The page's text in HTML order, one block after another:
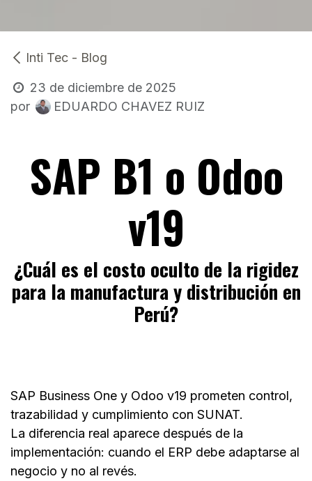
Inti Tec - Blog
23 de diciembre de 2025
por
EDUARDO CHAVEZ RUIZ
SAP B1 o Odoo
v19
¿Cuál es el costo oculto de la rigidez
para la manufactura y distribución en
Perú?
SAP Business One y Odoo v19 prometen control,
trazabilidad y cumplimiento con SUNAT.
La diferencia real aparece después de la
implementación: cuando el ERP debe adaptarse al
negocio y no al revés.